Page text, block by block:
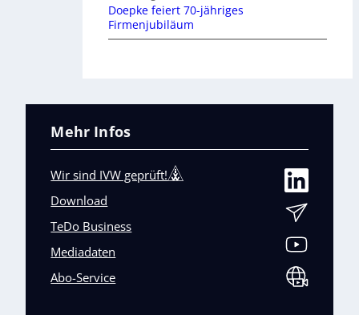
Doepke feiert 70-jähriges
Firmenjubiläum
Mehr Infos
Wir sind IVW geprüft!
Download
TeDo Business
Mediadaten
Abo-Service